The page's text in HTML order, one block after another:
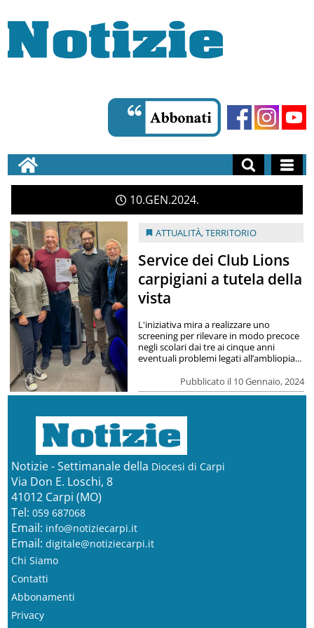
10 GEN 2024
ATTUALITÀ,TERRITORIO
Service dei Club Lions
carpigiani a tutela della
vista
Pubblicato il 10 Gennaio, 2024
L'iniziativa mira a realizzare uno
screening per rilevare in modo precoce
negli scolari dai tre ai cinque anni
eventuali problemi legati all’ambliopia...
Notizie - Settimanale della Diocesi di Carpi
Via Don E. Loschi, 8
41012 Carpi (MO)
Tel: 059 687068
Email: info@notiziecarpi.it
Email: digitale@notiziecarpi.it
Chi Siamo
Contatti
Abbonamenti
Privacy